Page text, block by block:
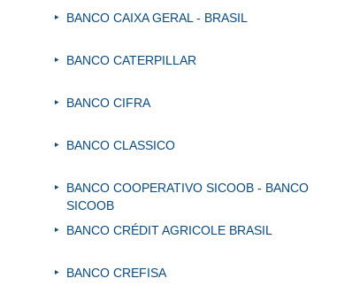
BANCO CAIXA GERAL - BRASIL
BANCO CATERPILLAR
BANCO CIFRA
BANCO CLASSICO
BANCO COOPERATIVO SICOOB - BANCO
SICOOB
BANCO CRÉDIT AGRICOLE BRASIL
BANCO CREFISA